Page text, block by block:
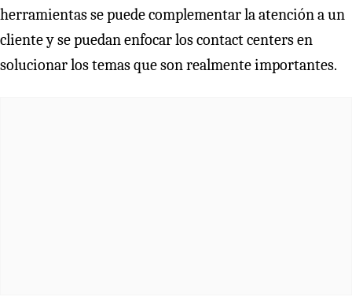
herramientas se puede complementar la atención a un
cliente y se puedan enfocar los contact centers en
solucionar los temas que son realmente importantes.